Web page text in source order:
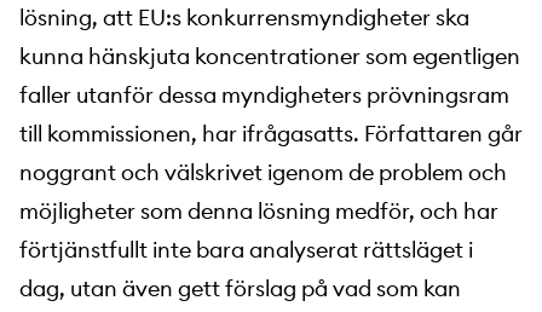
lösning, att EU:s konkurrensmyndigheter ska
kunna hänskjuta koncentrationer som egentligen
faller utanför dessa myndigheters prövningsram
till kommissionen, har ifrågasatts. Författaren går
noggrant och välskrivet igenom de problem och
möjligheter som denna lösning medför, och har
förtjänstfullt inte bara analyserat rättsläget i
dag, utan även gett förslag på vad som kan